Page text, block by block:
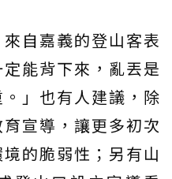
自嘉義的登山客表
能背下來，亂丟是
」也有人建議，除
宣導，讓更多初次
的脆弱性；另有山